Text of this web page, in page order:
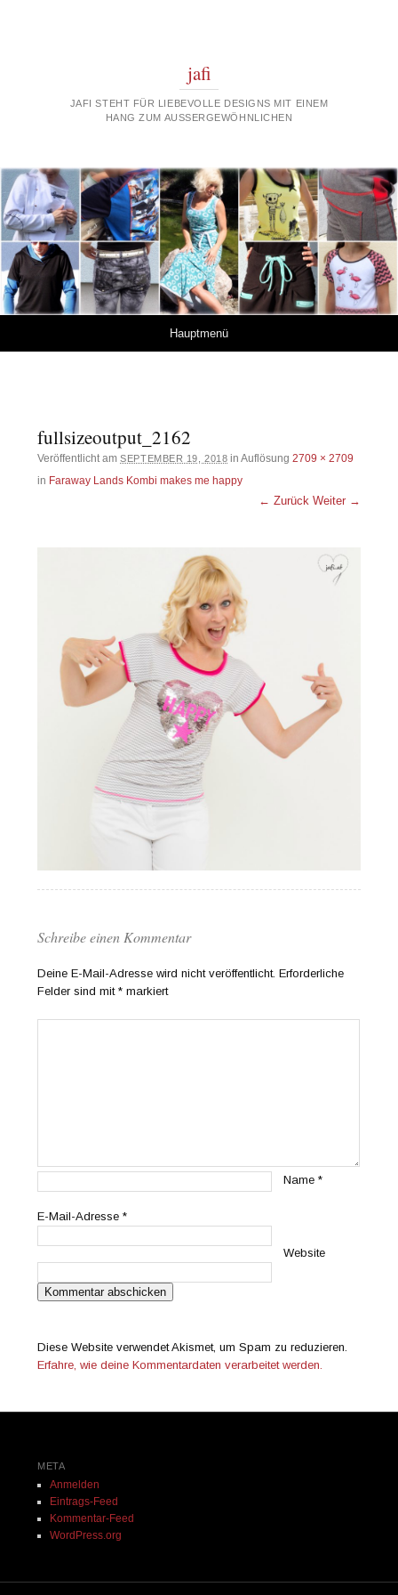
jafi
JAFI STEHT FÜR LIEBEVOLLE DESIGNS MIT EINEM
HANG ZUM AUSSERGEWÖHNLICHEN
Hauptmenü
fullsizeoutput_2162
Veröffentlicht amSEPTEMBER 19, 2018 in Auflösung2709 × 2709
in Faraway Lands Kombi makes me happy
← Zurück Weiter →
Schreibe einen Kommentar
Deine E-Mail-Adresse wird nicht veröffentlicht. Erforderliche
Felder sind mit* markiert
Name*
E-Mail-Adresse*
Website
Diese Website verwendet Akismet, um Spam zu reduzieren.
Erfahre, wie deine Kommentardaten verarbeitet werden.
META
Anmelden
Eintrags-Feed
Kommentar-Feed
WordPress.org